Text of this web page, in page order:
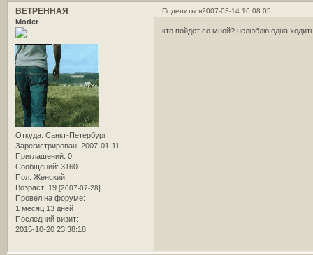
Поделиться2007-03-14 16:08:05
ВЕТРЕННАЯ
Moder
Откуда: Санкт-Петербург
Зарегистрирован: 2007-01-11
Приглашений: 0
Сообщений: 3160
Пол: Женский
Возраст: 19 [2007-07-28]
Провел на форуме:
1 месяц 13 дней
Последний визит:
2015-10-20 23:38:18
кто пойдет со мной? нелюблю одна